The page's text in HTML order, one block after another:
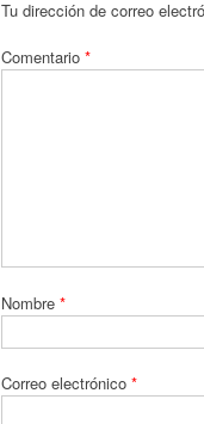
Tu dirección de correo
Comentario *
Nombre *
Correo electrónico *